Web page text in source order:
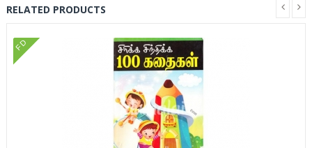
RELATED PRODUCTS
FD